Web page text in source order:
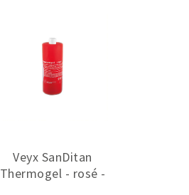
Veyx SanDitan
Thermogel - rosé -